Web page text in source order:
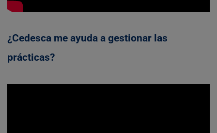
¿Cedesca me ayuda a gestionar las
prácticas?